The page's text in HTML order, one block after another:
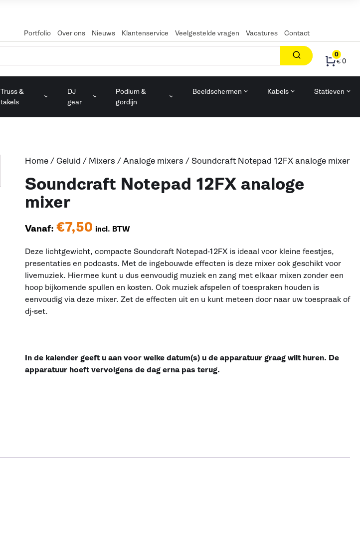
Portfolio Over ons Nieuws Klantenservice Veelgestelde vragen Vacatures Contact
0
€ 0
Truss &
takels
DJ
gear
Podium &
gordijn
Beeldschermen Kabels Statieven
Home/Geluid / Mixers /Analoge mixers / Soundcraft Notepad 12FX analoge mixer
Soundcraft Notepad 12FX analoge
mixer
Vanaf: €7,50 incl. BTW
Deze lichtgewicht, compacte Soundcraft Notepad-12FX is ideaal voor kleine feestjes,
presentaties en podcasts. Met de ingebouwde effecten is deze mixer ook geschikt voor
livemuziek. Hiermee kunt u dus eenvoudig muziek en zang met elkaar mixen zonder een
hoop bijkomende spullen en kosten. Ook muziek afspelen of toespraken houden is
eenvoudig via deze mixer. Zet de effecten uit en u kunt meteen door naar uw toespraak of
dj-set.
In de kalender geeft u aan voor welke datum(s) u de apparatuur graag wilt huren. De
apparatuur hoeft vervolgens de dag erna pas terug.